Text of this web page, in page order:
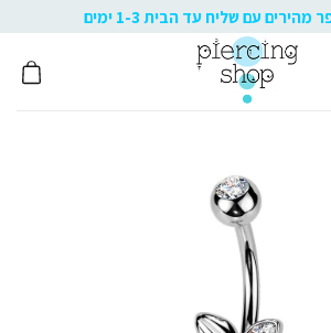
עם שליח עד הבית 1-3 ימים